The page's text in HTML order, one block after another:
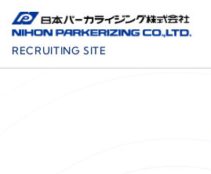
RECRUITING SITE